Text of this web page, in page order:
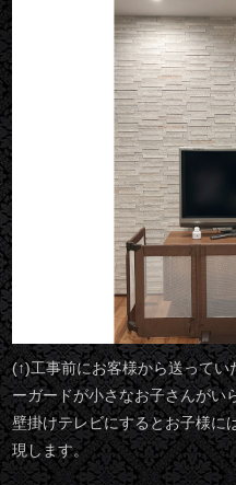
(↑)工事前にお客様から送って
ーガードが小さなお子さんがい
壁掛けテレビにするとお子様に
現します。